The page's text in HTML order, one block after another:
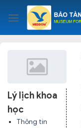
content
Lý lịch khoa
học
Thông tin